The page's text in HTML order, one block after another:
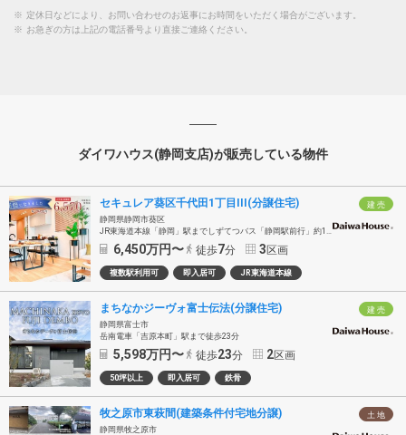
※ 定休日などにより、お問い合わせのお返事にお時間をいただく場合がございます。
※ お急ぎの方は上記の電話番号より直接ご連絡ください。
ダイワハウス(静岡支店)が販売している物件
建 売
セキュレア葵区千代田1丁目III(分譲住宅)
静岡県静岡市葵区
JR東海道本線「静岡」駅までしずてつバス「静岡駅前行」約11分乗車「三松」バス停徒歩7分
6,450万円〜 徒歩7分 3区画
複数駅利用可 即入居可 JR東海道本線
建 売
まちなかジーヴォ富士伝法(分譲住宅)
静岡県富士市
岳南電車「吉原本町」駅まで徒歩23分
5,598万円〜 徒歩23分 2区画
50坪以上 即入居可 鉄骨
土 地
牧之原市東萩間(建築条件付宅地分譲)
静岡県牧之原市